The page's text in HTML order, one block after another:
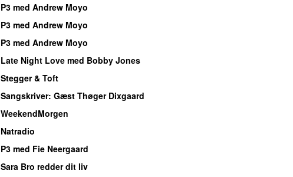
P3 med Andrew Moyo
P3 med Andrew Moyo
P3 med Andrew Moyo
Late Night Love med Bobby Jones
Stegger & Toft
Sangskriver: Gæst Thøger Dixgaard
WeekendMorgen
Natradio
P3 med Fie Neergaard
Sara Bro redder dit liv